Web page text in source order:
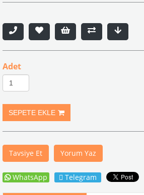
Adet
Tavsiye Et Yorum Yaz
WhatsApp Telegram